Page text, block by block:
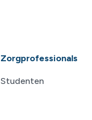
Zorgprofessionals
Studenten